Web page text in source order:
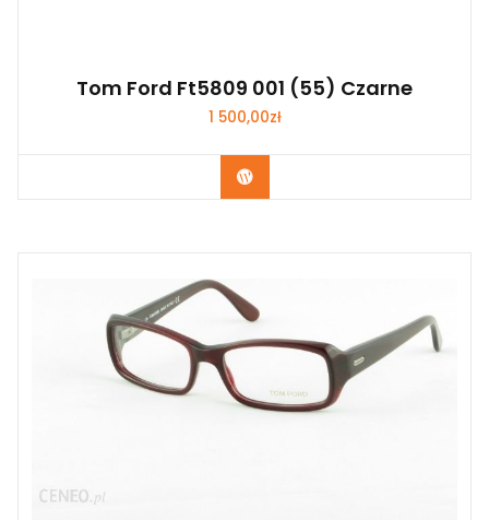
Tom Ford Ft5809 001 (55) Czarne
1 500,00zł
Zobacz